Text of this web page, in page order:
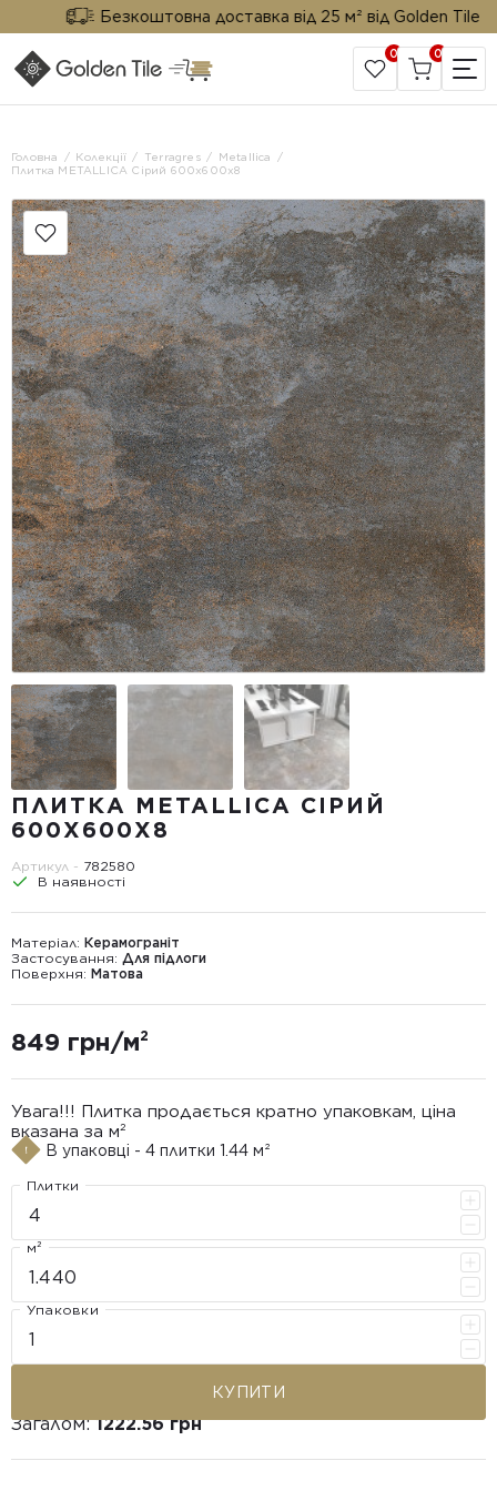
Безкоштовна доставка від 25 м² від Golden Tile
САЙТ КОМПАНІЇ
0 0
Головна Колекції Terragres
Metallica
Плитка METALLICA Сірий 600х600х8
ПЛИТКА METALLICA СІРИЙ
600Х600Х8
Артикул - 782580
В наявності
Матеріал: Керамограніт
Застосування: Для підлоги
Поверхня: Матова
849 грн/м²
Увага!!! Плитка продається кратно упаковкам, ціна
вказана за м²
В упаковці - 4 плитки 1.44 м²
Плитки
м²
Упаковки
КУПИТИ
Загалом:1222.56 грн